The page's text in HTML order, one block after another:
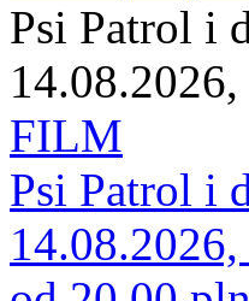
Psi Patrol i
FILM
Psi Patrol i